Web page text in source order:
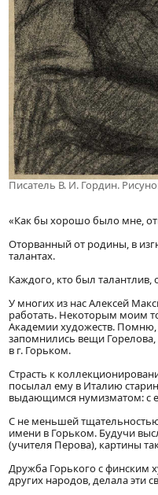
Писатель В. И. Гордин.
«Как бы хорошо было мне,
Оторванный от родины, в
талантах.
Каждого, кто был
У многих из нас Алексей
работать. Некоторым моим
Академии художеств. Помню,
запомнились вещи
в г. Горьком.
Страсть к
посылал ему в Италию
выдающимся нумизматом: с
С не меньшей
имени в Горьком. Будучи
(учителя Перова), картины
Дружба Горького с финским
других народов, делала эти